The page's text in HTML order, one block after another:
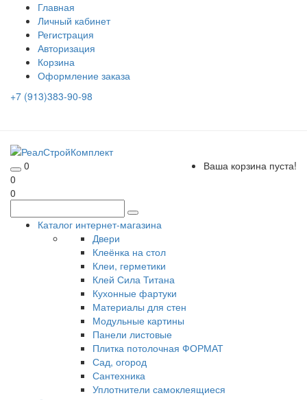
Главная
Личный кабинет
Регистрация
Авторизация
Корзина
Оформление заказа
+7 (913)383-90-98
0
Ваша корзина пуста!
0
0
Каталог интернет-магазина
Двери
Клеёнка на стол
Клеи, герметики
Клей Сила Титана
Кухонные фартуки
Материалы для стен
Модульные картины
Панели листовые
Плитка потолочная ФОРМАТ
Сад, огород
Сантехника
Уплотнители самоклеящиеся